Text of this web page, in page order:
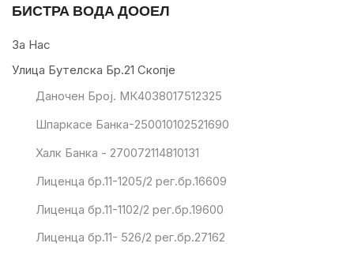
БИСТРА ВОДА ДООЕЛ
За Нас
Улица Бутелска Бр.21 Скопје
Даночен Број. МК4038017512325
Шпаркасе Банка-250010102521690
Халк Банка - 270072114810131
Лиценца бр.11-1205/2 рег.бр.16609
Лиценца бр.11-1102/2 рег.бр.19600
Лиценца бр.11- 526/2 рег.бр.27162